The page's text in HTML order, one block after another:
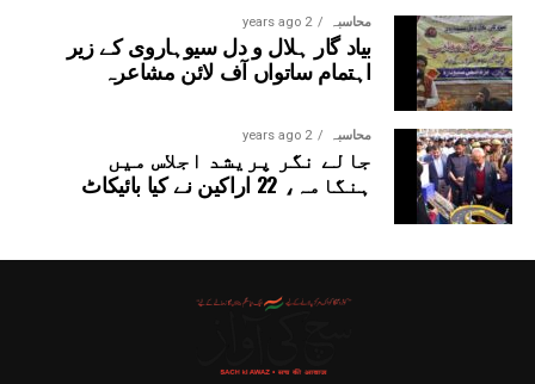
محاسبہ 2 years ago
بیاد گار ہلال و دل سیوہاروی کے زیر
اہتمام ساتواں آف لائن مشاعرہ
محاسبہ 2 years ago
جالے نگر پریشد اجلاس میں
ہنگامہ، 22 اراکین نے کیا بائیکاٹ